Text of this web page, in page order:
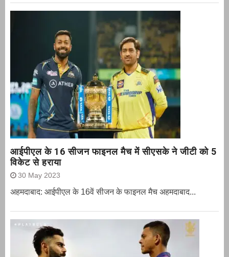
आईपीएल के 16 सीजन फाइनल मैच में सीएसके ने जीटी को 5
विकेट से हराया
30 May 2023
अहमदाबाद: आईपीएल के 16वें सीजन के फाइनल मैच अहमदाबाद...